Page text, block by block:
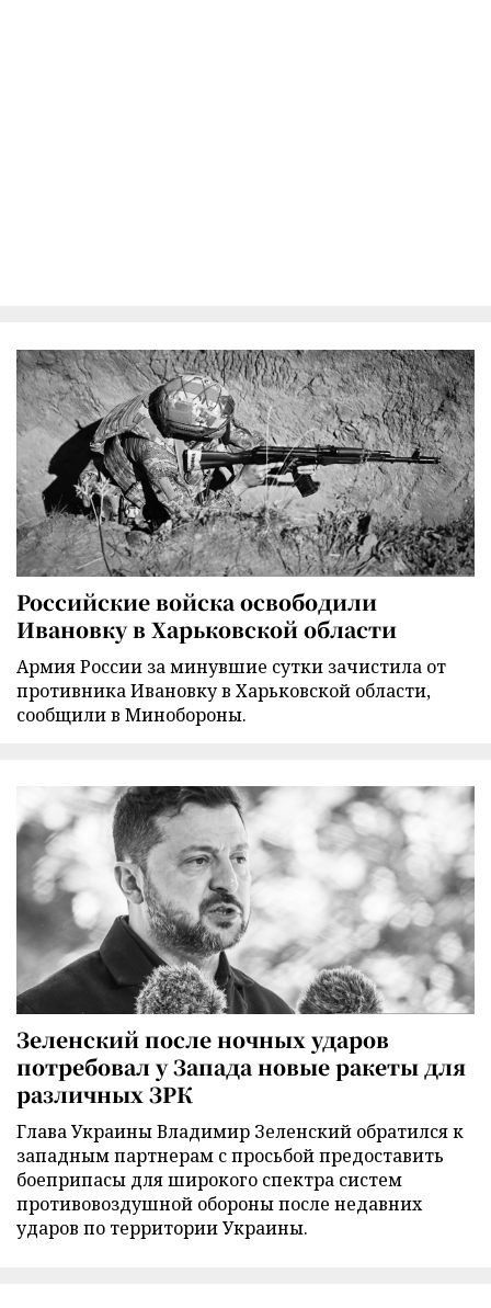
Российские войска освободили
Ивановку в Харьковской области
Армия России за минувшие сутки зачистила от
противника Ивановку в Харьковской области,
сообщили в Минобороны.
Зеленский после ночных ударов
потребовал у Запада новые ракеты для
различных ЗРК
Глава Украины Владимир Зеленский обратился к
западным партнерам с просьбой предоставить
боеприпасы для широкого спектра систем
противовоздушной обороны после недавних
ударов по территории Украины.